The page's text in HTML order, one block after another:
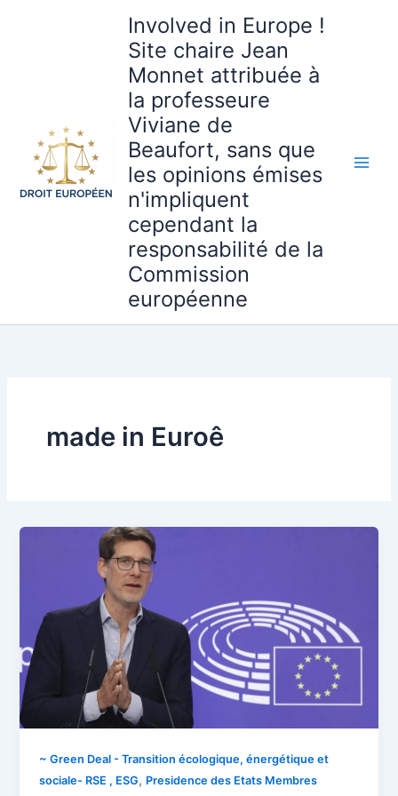
Involved in Europe !
Site chaire Jean
Monnet attribuée à
la professeure
Viviane de
Beaufort, sans que
les opinions émises
n'impliquent
cependant la
responsabilité de la
Commission
européenne
made in Euroê
~ Green Deal - Transition écologique, énergétique et
sociale- RSE , ESG, Presidence des Etats Membres